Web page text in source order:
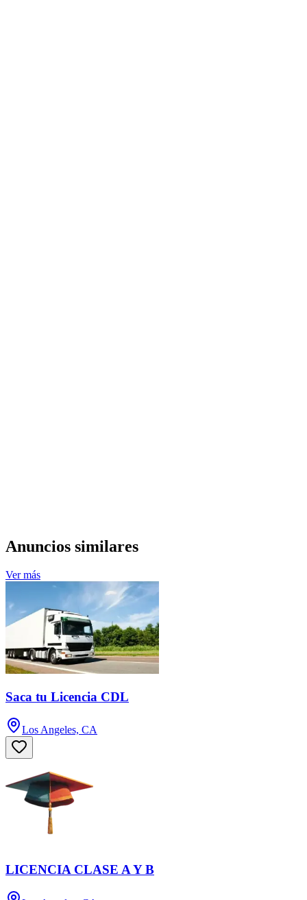
Anuncios similares
Ver más
Saca tu Licencia CDL
Los Angeles, CA
LICENCIA CLASE A Y B